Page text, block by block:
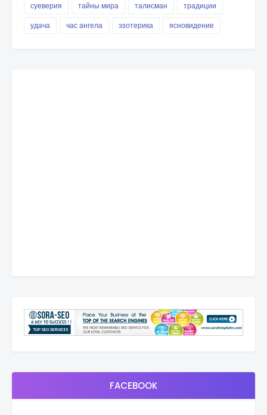
суеверия
тайны мира талисман
традиции
удача
час ангела эзотерика ясновидение
FACEBOOK